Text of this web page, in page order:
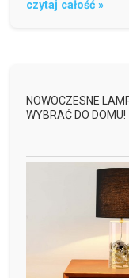
czytaj całość »
NOWOCZESNE
WYBRAĆ DO DOMU!